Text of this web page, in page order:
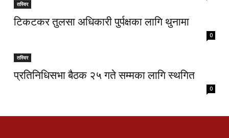
तस्विर
टिकटकर तुलसा अधिकारी पुर्पक्षका लागि थुनामा
0
तस्विर
प्रतिनिधिसभा बैठक २५ गते सम्मका लागि स्थगित
0